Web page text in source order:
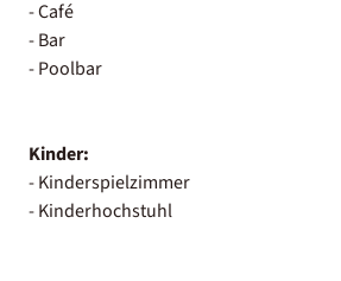
- Café
- Bar
- Poolbar
Kinder:
- Kinderspielzimmer
- Kinderhochstuhl